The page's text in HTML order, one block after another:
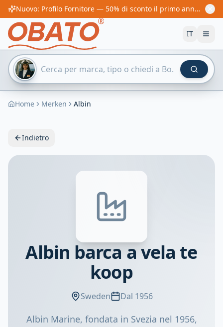
Nuovo: Profilo Fornitore — 50% di sconto il primo anno! Da 60€/anno
IT
Home Merken Albin
Indietro
Albin barca a vela te
koop
Sweden Dal 1956
Albin Marine, fondata in Svezia nel 1956,